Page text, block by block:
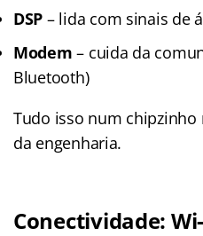
DSP – lida com sinais de
Modem – cuida da
Bluetooth)
Tudo isso num chipzinho
da engenharia.
Conectividade: